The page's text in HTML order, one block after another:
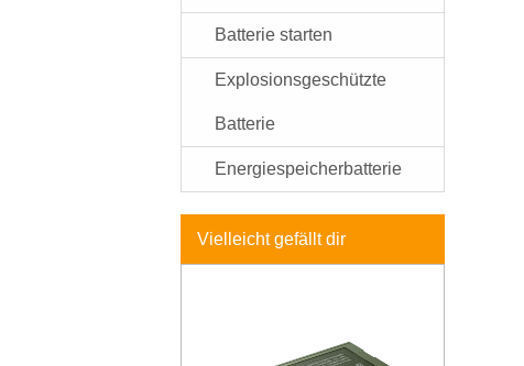
Batterie starten
Explosionsgeschützte
Batterie
Energiespeicherbatterie
Vielleicht gefällt dir